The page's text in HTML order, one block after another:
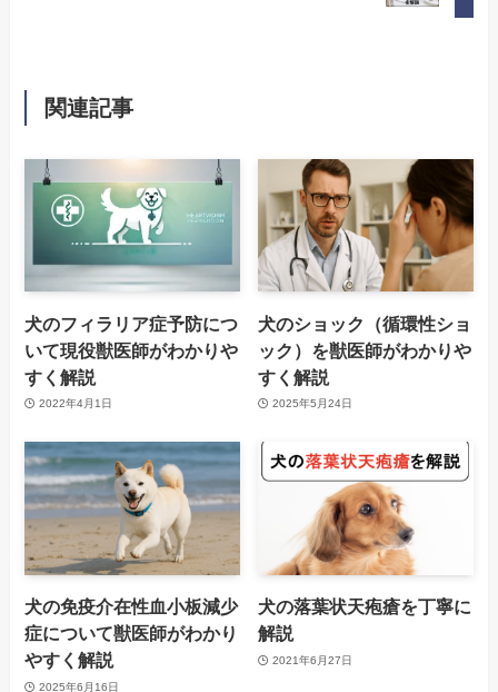
関連記事
犬のフィラリア症予防につ
いて現役獣医師がわかりや
すく解説
2022年4月1日
犬のショック（循環性ショ
ック）を獣医師がわかりや
すく解説
2025年5月24日
犬の免疫介在性血小板減少
症について獣医師がわかり
やすく解説
2025年6月16日
犬の落葉状天疱瘡を丁寧に
解説
2021年6月27日